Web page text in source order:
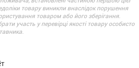
товару виникли внаслідок порушення
товаром або його зберігання.
участь у перевірці якості товару особисто